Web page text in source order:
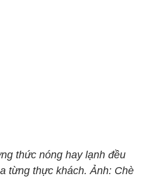
thức nóng hay lạnh đều
từng thực khách. Ảnh: Chè